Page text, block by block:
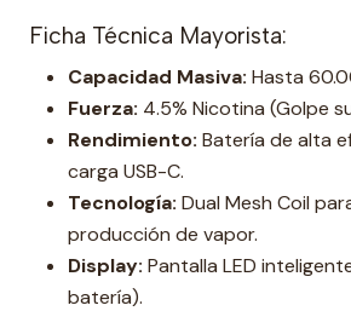
Ficha Técnica Mayorista:
Capacidad Masiva: Hasta
Fuerza: 4.5% Nicotina (Golpe
Rendimiento: Batería de alta
carga USB-C.
Tecnología: Dual Mesh Coil
producción de vapor.
Display: Pantalla LED
batería).